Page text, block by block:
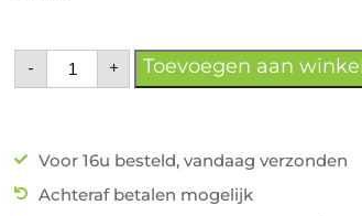
- + Toevoegen aan
Voor 16u besteld, vandaag verzonden
Achteraf betalen mogelijk